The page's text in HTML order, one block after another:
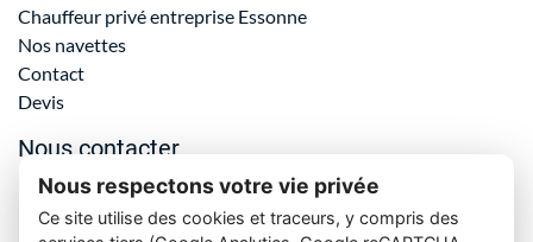
Chauffeur privé entreprise Essonne
Nos navettes
Contact
Devis
Nous contacter
06 61 69 72 23
Nous respectons votre vie privée
Ce site utilise des cookies et traceurs, y compris des